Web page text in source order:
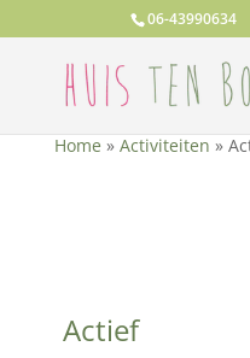
06-43990634
Home » Activiteiten »
Actief